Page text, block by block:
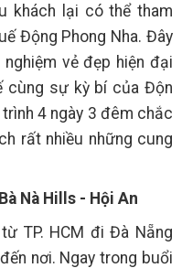
khách lại có thể tham
Động Phong Nha. Đây
vẻ đẹp hiện đại
cùng sự kỳ bí của Độn
4 ngày 3 đêm chắc
rất nhiều những cung
Nà Hills - Hội An
TP. HCM đi Đà Nẵng
nơi. Ngay trong buổi